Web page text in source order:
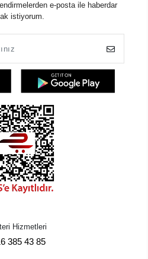
e-posta ile haberdar
istiyorum.
Hizmetleri
385 43 85